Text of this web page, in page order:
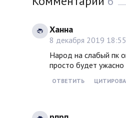
Ханна
8 декабря 2019 18:55
Народ на слабый пк
просто будет ужасно
ОТВЕТИТЬ